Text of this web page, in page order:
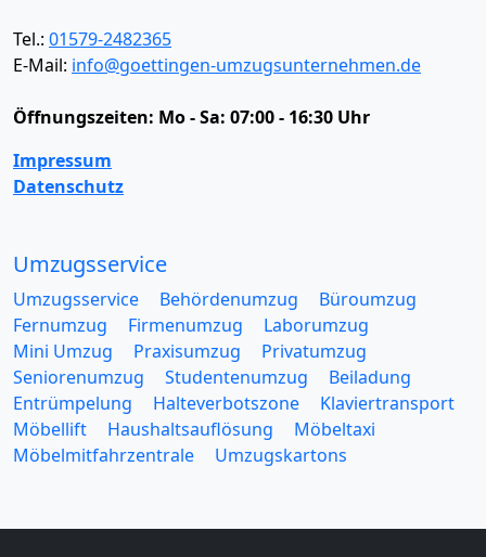
Tel.: 01579-2482365
E-Mail: info@goettingen-umzugsunternehmen.de
Öffnungszeiten: Mo - Sa: 07:00 - 16:30 Uhr
Impressum
Datenschutz
Umzugsservice
Umzugsservice Behördenumzug
Büroumzug
Fernumzug
Firmenumzug
Laborumzug
Mini Umzug
Praxisumzug
Privatumzug
Seniorenumzug
Studentenumzug
Beiladung
Entrümpelung
Halteverbotszone
Klaviertransport
Möbellift
Haushaltsauflösung
Möbeltaxi
Möbelmitfahrzentrale
Umzugskartons